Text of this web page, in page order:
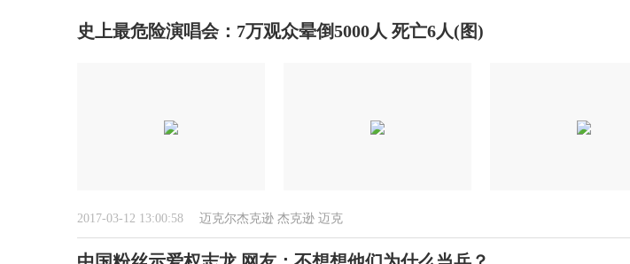
史上最危险演唱会：7万观众晕倒5000人 死亡6人(图)
2017-03-12 13:00:58 迈克尔杰克逊 杰克逊 迈克